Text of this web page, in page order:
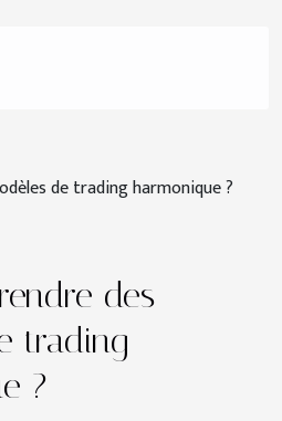
de trading harmonique ?
des
trading
?